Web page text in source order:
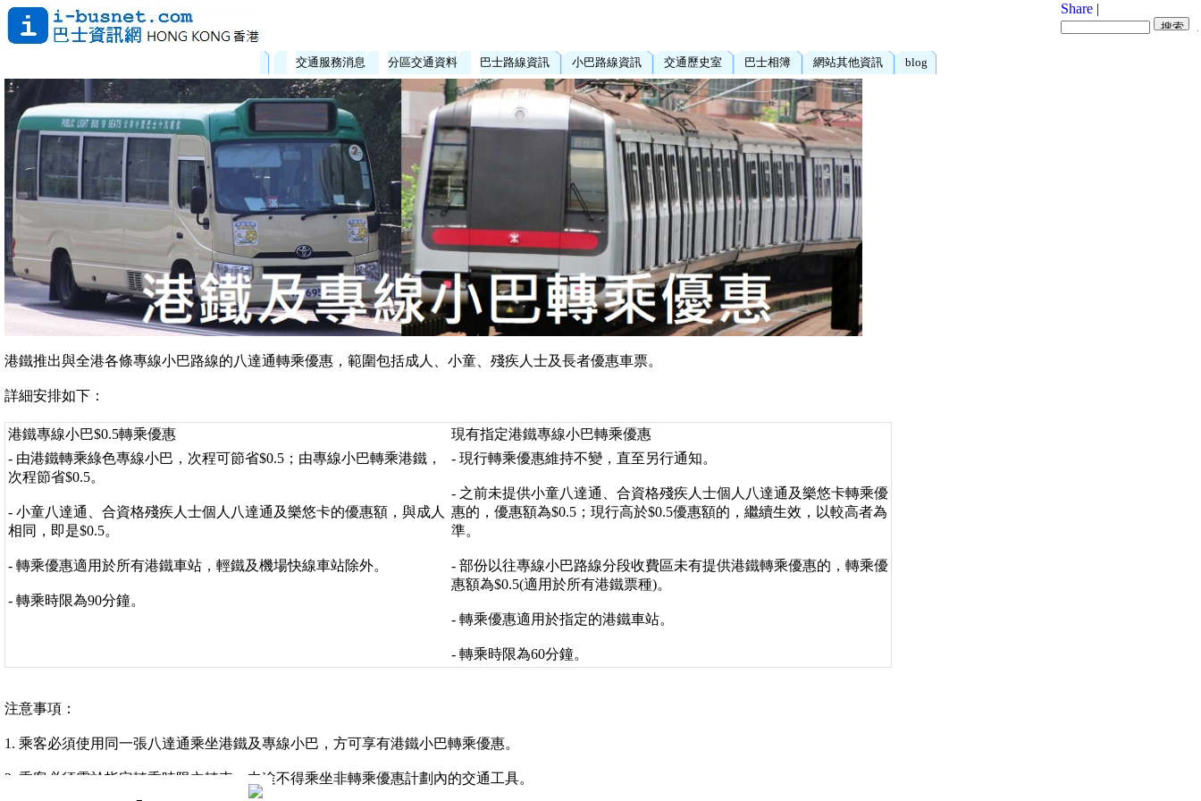
Share |
交通服務消息 分區交通資料 巴士路線資訊 小巴路線資訊 交通歷史室 巴士相簿 網站其他資訊 blog
港鐵推出與全港各條專線小巴路線的八達通轉乘優惠，範圍包括成人、小童、殘疾人士及長者優惠車票。
詳細安排如下：
港鐵專線小巴$0.5轉乘優惠
現有指定港鐵專線小巴轉乘優惠
- 由港鐵轉乘綠色專線小巴，次程可節省$0.5；由專線小巴轉乘港鐵，
次程節省$0.5。
- 小童八達通、合資格殘疾人士個人八達通及樂悠卡的優惠額，與成人
相同，即是$0.5。
- 轉乘優惠適用於所有港鐵車站，輕鐵及機場快線車站除外。
- 轉乘時限為90分鐘。
- 現行轉乘優惠維持不變，直至另行通知。
- 之前未提供小童八達通、合資格殘疾人士個人八達通及樂悠卡轉乘優
惠的，優惠額為$0.5；現行高於$0.5優惠額的，繼續生效，以較高者為
準。
- 部份以往專線小巴路線分段收費區未有提供港鐵轉乘優惠的，轉乘優
惠額為$0.5(適用於所有港鐵票種)。
- 轉乘優惠適用於指定的港鐵車站。
- 轉乘時限為60分鐘。
注意事項：
1. 乘客必須使用同一張八達通乘坐港鐵及專線小巴，方可享有港鐵小巴轉乘優惠。
2. 乘客必須需於指定轉乘時限內轉車，中途不得乘坐非轉乘優惠計劃內的交通工具。